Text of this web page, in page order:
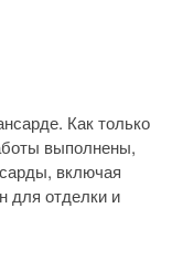
Как только
выполнены,
включая
для отделки и